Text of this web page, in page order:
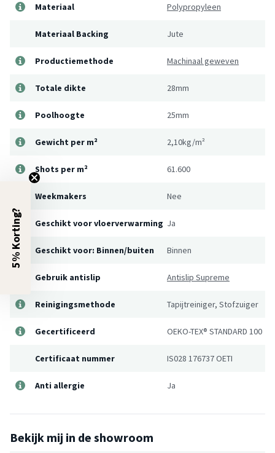
Materiaal Polypropyleen
Materiaal Backing Jute
Productiemethode Machinaal geweven
Totale dikte 28mm
Poolhoogte 25mm
Gewicht per m² 2,10kg/m²
Shots per m² 61.600
Weekmakers Nee
Geschikt voor vloerverwarming Ja
Geschikt voor: Binnen/buiten Binnen
Gebruik antislip Antislip Supreme
Reinigingsmethode Tapijtreiniger, Stofzuiger
Gecertificeerd OEKO-TEX® STANDARD 100
Certificaat nummer IS028 176737 OETI
Anti allergie Ja
Bekijk mij in de showroom
5% Korting?